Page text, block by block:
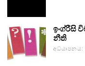
ඉංග්රීසි
නීති
අධ්යාපනය: